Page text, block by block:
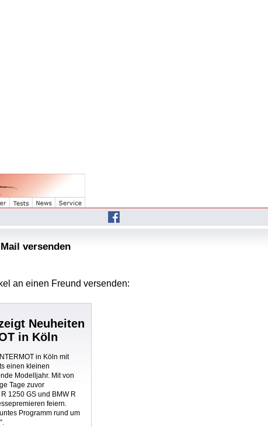
versenden
an einen Freund versenden:
Neuheiten
in Köln
in Köln mit
einen kleinen
Modelljahr. Mit von
Tage zuvor
1250 GS und BMW R
feiern.
Programm rund um